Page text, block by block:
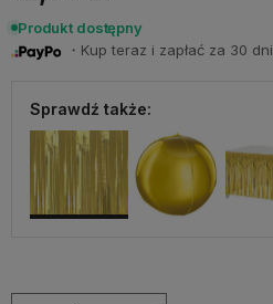
Produkt dostępny
・Kup teraz i zapłać za 30 dni
Sprawdź także: